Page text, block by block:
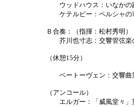
ウッドハウス：いなかの
ケテルビー：ペルシャの
Ｂ合奏：（指揮：松村秀明）
芥川也寸志：交響管弦楽
（休憩15分）
ベートーヴェン：交響曲第
（アンコール）
エルガー：「威風堂々」